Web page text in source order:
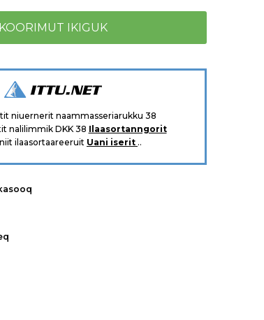
niuernerit naammasseriarukku 38
nalilimmik DKK 38 Ilaasortanngorit
ilaasortaareeruit Uani iserit ..